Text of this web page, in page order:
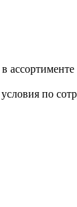
по